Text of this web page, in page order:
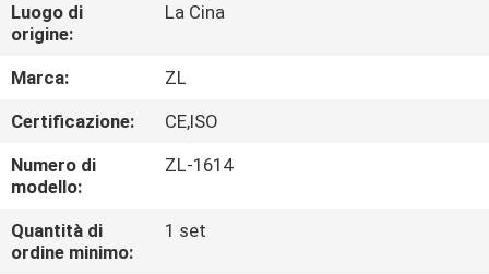
CIRCA
NOI
GIRO
DELLA
FABBRICA
Luogo di
origine:
La Cina
Marca:
ZL
Certificazione:
CE,ISO
Numero di
modello:
ZL-1614
Quantità di
ordine minimo:
1 set